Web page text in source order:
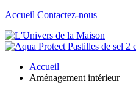
Accueil Contactez-nous
Accueil
Aménagement intérieur